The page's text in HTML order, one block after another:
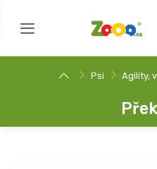
Psi Agility,